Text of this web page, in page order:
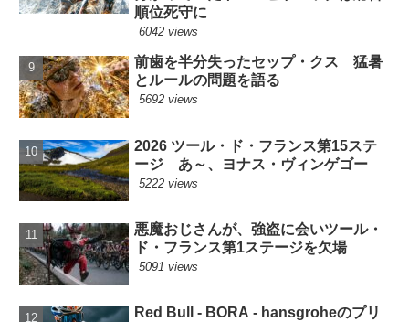
順位死守に
6042 views
前歯を半分失ったセップ・クス 猛暑
とルールの問題を語る
5692 views
2026 ツール・ド・フランス第15ステ
ージ あ～、ヨナス・ヴィンゲゴー
5222 views
悪魔おじさんが、強盗に会いツール・
ド・フランス第1ステージを欠場
5091 views
Red Bull - BORA - hansgroheのプリ